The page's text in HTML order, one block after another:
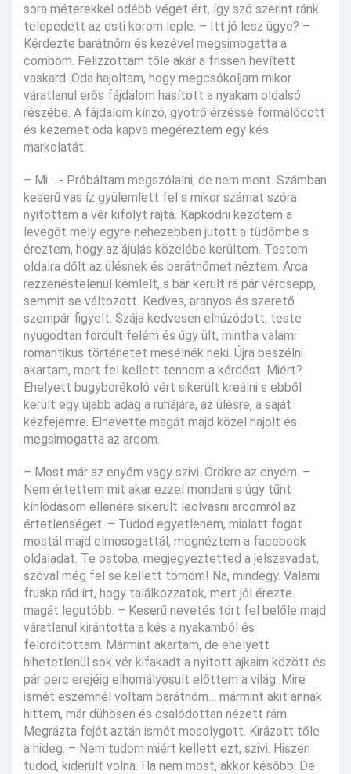
sora méterekkel odébb véget ért, így szó szerint ránk
telepedett az esti korom leple. – Itt jó lesz ügye? –
Kérdezte barátnőm és kezével megsimogatta a
combom. Felizzottam tőle akár a frissen hevített
vaskard. Oda hajoltam, hogy megcsókoljam mikor
váratlanul erős fájdalom hasított a nyakam oldalsó
részébe. A fájdalom kínzó, gyötrő érzéssé formálódott
és kezemet oda kapva megéreztem egy kés
markolatát.
– Mi… - Próbáltam megszólalni, de nem ment. Számban
keserű vas íz gyülemlett fel s mikor számat szóra
nyitottam a vér kifolyt rajta. Kapkodni kezdtem a
levegőt mely egyre nehezebben jutott a tüdőmbe s
éreztem, hogy az ájulás közelébe kerültem. Testem
oldalra dőlt az ülésnek és barátnőmet néztem. Arca
rezzenéstelenül kémlelt, s bár került rá pár vércsepp,
semmit se változott. Kedves, aranyos és szerető
szempár figyelt. Szája kedvesen elhúzódott, teste
nyugodtan fordult felém és úgy ült, mintha valami
romantikus történetet mesélnék neki. Újra beszélni
akartam, mert fel kellett tennem a kérdést: Miért?
Ehelyett bugyborékoló vért sikerült kreálni s ebből
került egy újabb adag a ruhájára, az ülésre, a saját
kézfejemre. Elnevette magát majd közel hajolt és
megsimogatta az arcom.
– Most már az enyém vagy szivi. Örökre az enyém. –
Nem értettem mit akar ezzel mondani s úgy tűnt
kínlódásom ellenére sikerült leolvasni arcomról az
értetlenséget. – Tudod egyetlenem, mialatt fogat
mostál majd elmosogattál, megnéztem a facebook
oldaladat. Te ostoba, megjegyeztetted a jelszavadat,
szóval még fel se kellett törnöm! Na, mindegy. Valami
fruska rád írt, hogy találkozzatok, mert jól érezte
magát legutóbb. – Keserű nevetés tört fel belőle majd
váratlanul kirántotta a kés a nyakamból és
felordítottam. Mármint akartam, de ehelyett
hihetetlenül sok vér kifakadt a nyitott ajkaim között és
pár perc erejéig elhomályosult előttem a világ. Mire
ismét eszemnél voltam barátnőm… mármint akit annak
hittem, már dühösen és csalódottan nézett rám.
Megrázta fejét aztán ismét mosolygott. Kirázott tőle
a hideg. – Nem tudom miért kellett ezt, szivi. Hiszen
tudod, kiderült volna. Ha nem most, akkor később. De